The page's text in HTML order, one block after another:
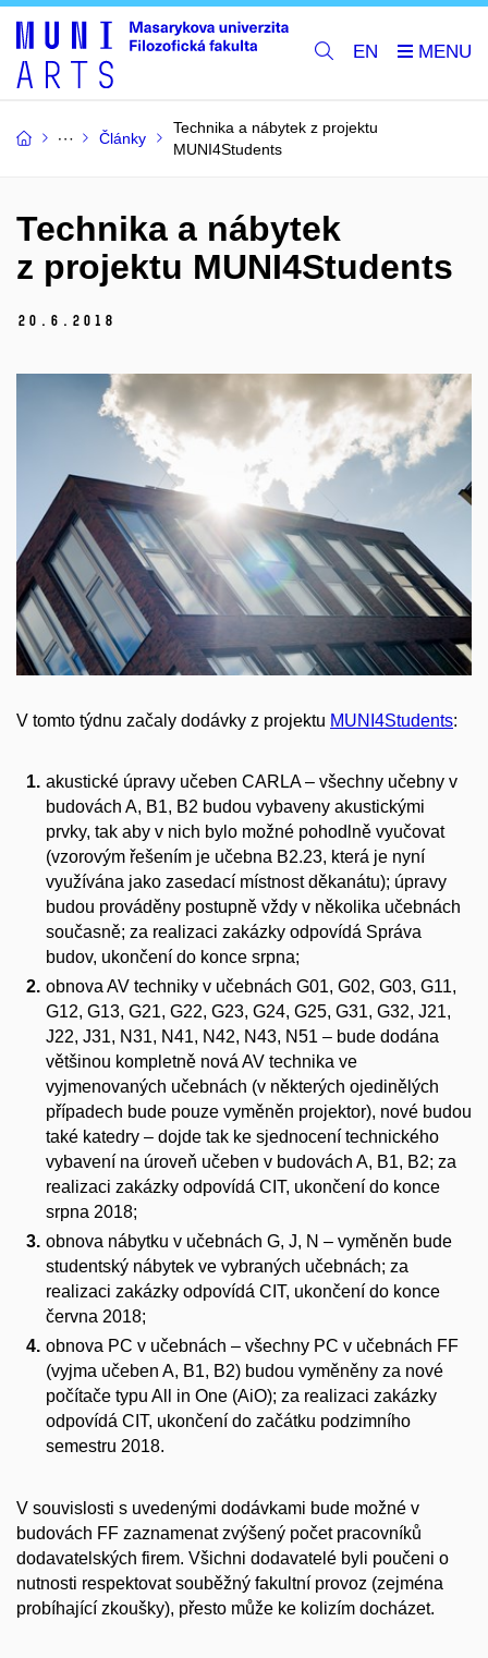
EN
Články
Technika a nábytek z projektu
MUNI4Students
Technika a nábytek
z projektu MUNI4Students
20. 6. 2018
V tomto týdnu začaly dodávky z projektu MUNI4Students:
akustické úpravy učeben CARLA – všechny učebny v
budovách A, B1, B2 budou vybaveny akustickými
prvky, tak aby v nich bylo možné pohodlně vyučovat
(vzorovým řešením je učebna B2.23, která je nyní
využívána jako zasedací místnost děkanátu); úpravy
budou prováděny postupně vždy v několika učebnách
současně; za realizaci zakázky odpovídá Správa
budov, ukončení do konce srpna;
obnova AV techniky v učebnách G01, G02, G03, G11,
G12, G13, G21, G22, G23, G24, G25, G31, G32, J21,
J22, J31, N31, N41, N42, N43, N51 – bude dodána
většinou kompletně nová AV technika ve
vyjmenovaných učebnách (v některých ojedinělých
případech bude pouze vyměněn projektor), nové budou
také katedry – dojde tak ke sjednocení technického
vybavení na úroveň učeben v budovách A, B1, B2; za
realizaci zakázky odpovídá CIT, ukončení do konce
srpna 2018;
obnova nábytku v učebnách G, J, N – vyměněn bude
studentský nábytek ve vybraných učebnách; za
realizaci zakázky odpovídá CIT, ukončení do konce
června 2018;
obnova PC v učebnách – všechny PC v učebnách FF
(vyjma učeben A, B1, B2) budou vyměněny za nové
počítače typu All in One (AiO); za realizaci zakázky
odpovídá CIT, ukončení do začátku podzimního
semestru 2018.
V souvislosti s uvedenými dodávkami bude možné v
budovách FF zaznamenat zvýšený počet pracovníků
dodavatelských firem. Všichni dodavatelé byli poučeni o
nutnosti respektovat souběžný fakultní provoz (zejména
probíhající zkoušky), přesto může ke kolizím docházet.